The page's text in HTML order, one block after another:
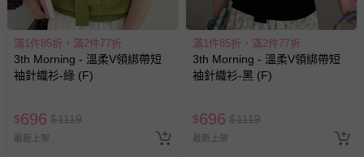
滿1件85折，滿2件77折
3th Morning - 溫柔V領綁帶短
袖針織衫-綠 (F)
$696 $1119
最新上架
滿1件85折，滿2件77折
3th Morning - 溫柔V領綁帶短
袖針織衫-黑 (F)
$696 $1119
最新上架